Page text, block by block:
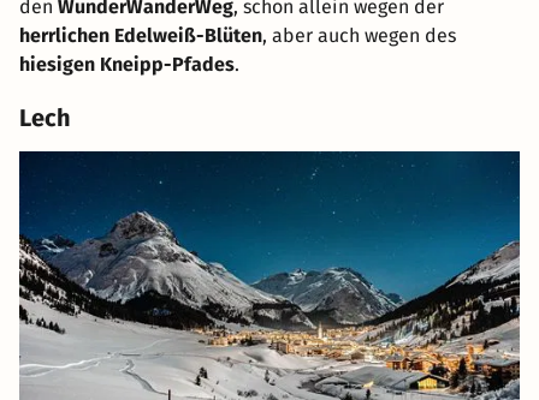
den WunderWanderWeg, schon allein wegen der
herrlichen Edelweiß-Blüten, aber auch wegen des
hiesigen Kneipp-Pfades.
Lech